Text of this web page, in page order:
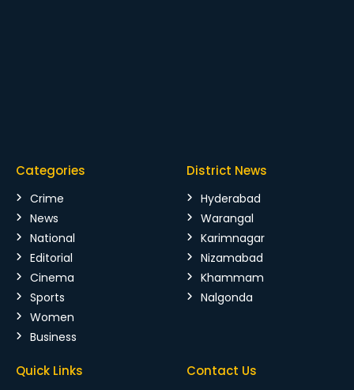
Categories
Crime
News
National
Editorial
Cinema
Sports
Women
Business
District News
Hyderabad
Warangal
Karimnagar
Nizamabad
Khammam
Nalgonda
Quick Links Contact Us